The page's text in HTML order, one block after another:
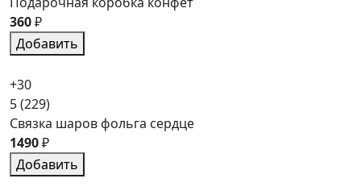
360₽
Добавить
+30
5(229)
Связка шаров фольга сердце
1490₽
Добавить